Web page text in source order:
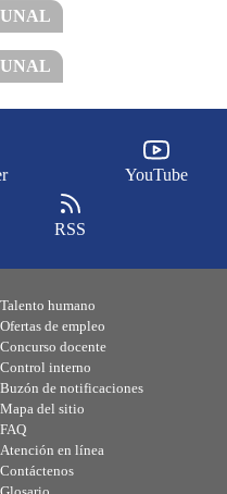
UNAL
UNAL
YouTube
RSS
Talento humano
Ofertas de empleo
Concurso docente
Control interno
Buzón de notificaciones
Mapa del sitio
FAQ
Atención en línea
Contáctenos